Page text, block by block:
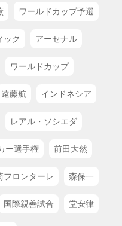
ワールドカップ予選
ック アーセナル
ワールドカップ
遠藤航 インドネシア
レアル・ソシエダ
ー選手権 前田大然
フロンターレ 森保一
国際親善試合 堂安律